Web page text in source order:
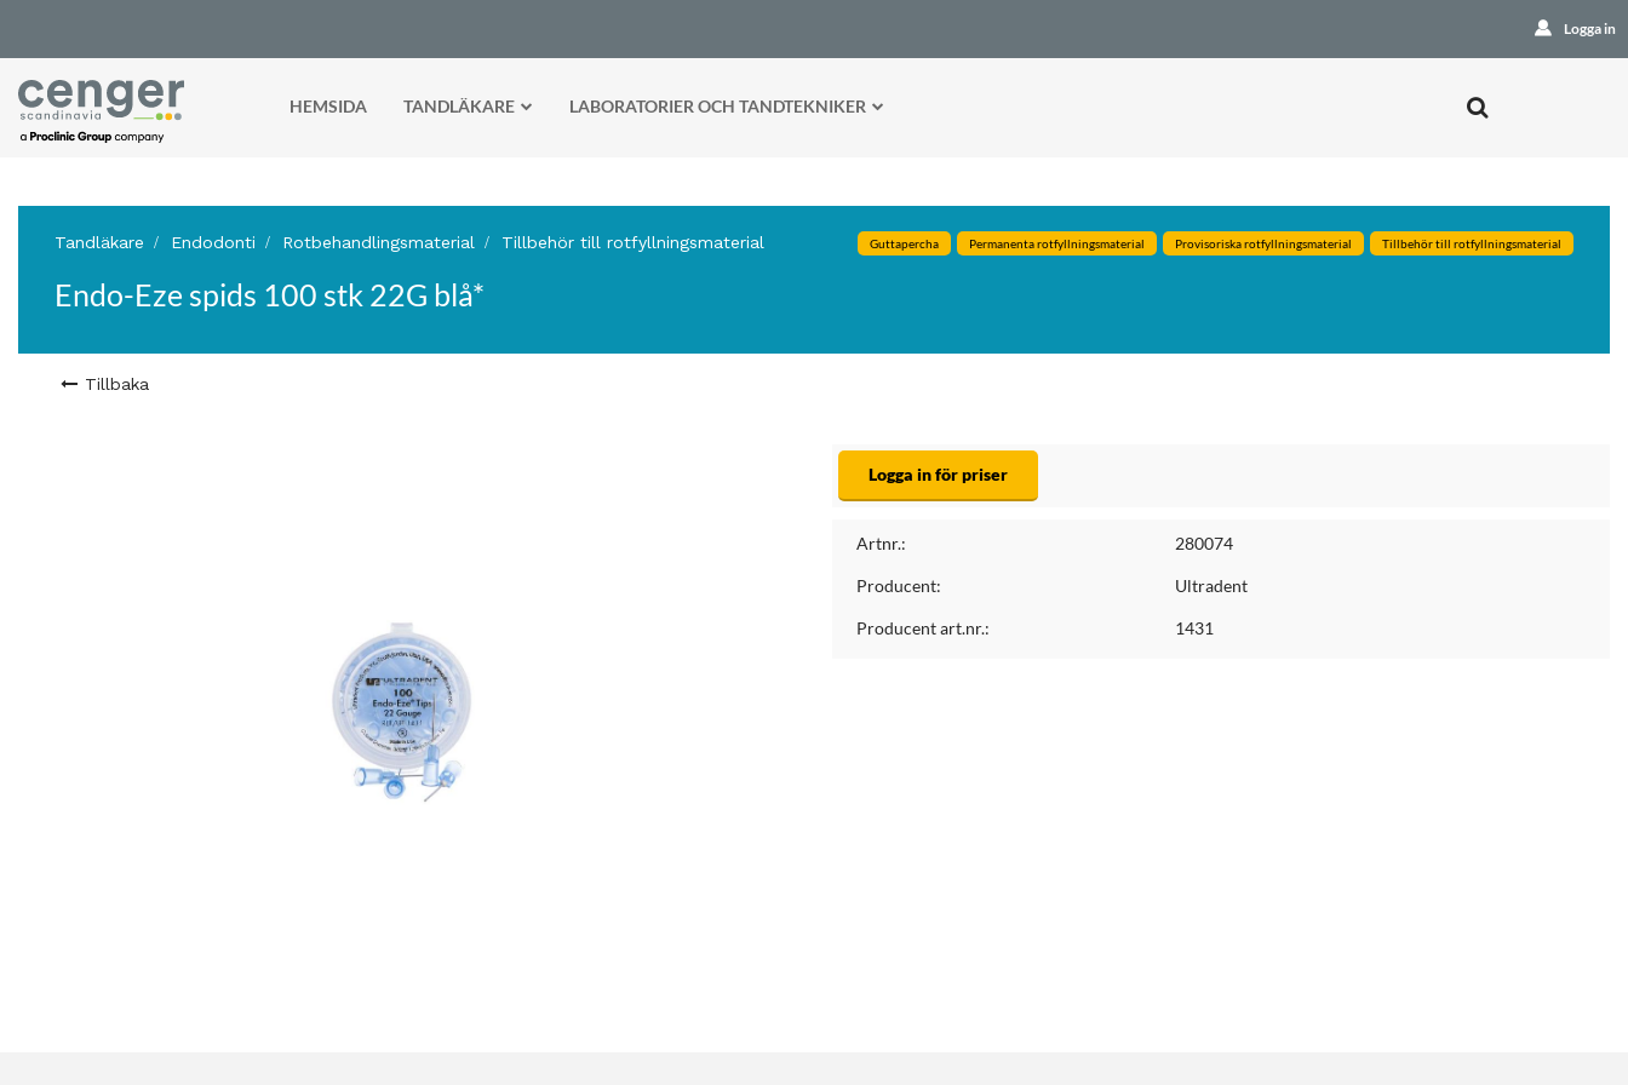
Logga in
HEMSIDA TANDLÄKARE LABORATORIER OCH TANDTEKNIKER
Tandläkare Endodonti Rotbehandlingsmaterial Tillbehör till rotfyllningsmaterial Guttapercha Permanenta rotfyllningsmaterial Provisoriska rotfyllningsmaterial Tillbehör till rotfyllningsmaterial
Endo-Eze spids 100 stk 22G blå*
Tillbaka
Logga in för priser
Artnr.: 280074
Producent: Ultradent
Producent art.nr.: 1431